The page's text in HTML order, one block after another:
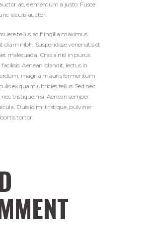
ac, elementum a justo. Fusce
iaculis auctor.
tellus ac fringilla maximus.
diam nibh. Suspendisse venenatis et
malesuada. Cras a nisl in purus
Aenean blandit, lectus in
magna mauris fermentum
ex quam ultricies tellus. Sed nec
nec tristique nisi. Aenean semper
Duis id mi tristique, pulvinar
tortor.